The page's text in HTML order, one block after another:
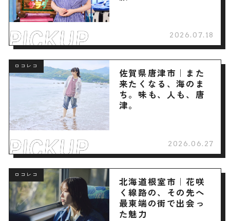
2026.07.18
ロコレコ
佐賀県唐津市｜また
来たくなる、海のま
ち。味も、人も、唐
津。
2026.06.27
ロコレコ
北海道根室市｜花咲
く線路の、その先へ
最東端の街で出会っ
た魅力